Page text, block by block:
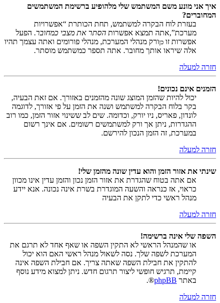
איך אני מונע משם המשתמש שלי מלהופיע ברשימת המשתמשים
המחוברים?
בעזרת לוח הבקרה למשתמש, תחת הכותרת “אפשרויות
מערכת”,אתה תמצא אפשרות הסתר את מצבי כמחובר. הפעל
אפשרות זו כןורק מנהלי המערכת, מנהלי פורומים ואתה עצמך תהיו
אלה שיראו אותך מחובר. אתה תספר כמשתמש מוסתר.
חזרה למעלה
הזמנים אינם נכונים!
יכול להיות שהזמן המוצג שונה מהזמנים באזורך. אם זאת הבעיה,
בקר בלוח הבקרה למשתמש ושנה את הזמן על פי אזורך, לדוגמה
לונדון, פאריס, ניו יורק, וכדומה. שים לב ששינוי אזור הזמן, כמו רוב
ההגדרות, ניתן אך ורק למשתמשים רשומים. אם אינך רשום
במערכת, זה הזמן הנכון להירשם.
חזרה למעלה
שינתי את אזור הזמן והוא עדין שונה מהזמן שלי!
אם אתה בטוח שהגדרת את אזור הזמן נכון והזמן עדין אינו מכוון
כראוי, אז כנראה והשעה המוגדרת בשרת אינה נכונה. אנא יידע
מנהל ראשי כדי לתקן את הבעיה
חזרה למעלה
השפה שלי אינה ברשימה!
או שהמנהל הראשי לא התקין השפה או שאף אחד לא תרגם את
המערכת לשפה שלך. נסה לשאול מנהל ראשי האם הוא יכול
להתקין את חבילת השפה שאתה צריך. אם חבילת השפה אינה
קיימת, תרגיש חופשי ליצור תרגום חדש. ניתן למצוא מידע נוסף
באתר phpBB
®.
חזרה למעלה